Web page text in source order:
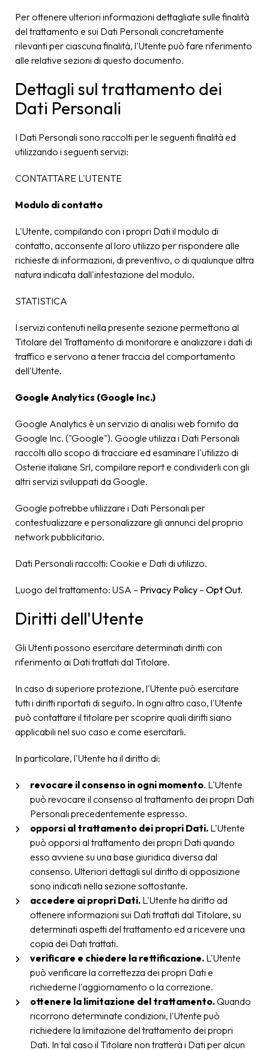
Per ottenere ulteriori informazioni dettagliate sulle finalità
del trattamento e sui Dati Personali concretamente
rilevanti per ciascuna finalità, l'Utente può fare riferimento
alle relative sezioni di questo documento.
Dettagli sul trattamento dei
Dati Personali
I Dati Personali sono raccolti per le seguenti finalità ed
utilizzando i seguenti servizi:
CONTATTARE L'UTENTE
Modulo di contatto
L'Utente, compilando con i propri Dati il modulo di
contatto, acconsente al loro utilizzo per rispondere alle
richieste di informazioni, di preventivo, o di qualunque altra
natura indicata dall'intestazione del modulo.
STATISTICA
I servizi contenuti nella presente sezione permettono al
Titolare del Trattamento di monitorare e analizzare i dati di
traffico e servono a tener traccia del comportamento
dell'Utente.
Google Analytics (Google Inc.)
Google Analytics è un servizio di analisi web fornito da
Google Inc. ("Google"). Google utilizza i Dati Personali
raccolti allo scopo di tracciare ed esaminare l'utilizzo di
Osterie italiane Srl, compilare report e condividerli con gli
altri servizi sviluppati da Google.
Google potrebbe utilizzare i Dati Personali per
contestualizzare e personalizzare gli annunci del proprio
network pubblicitario.
Dati Personali raccolti: Cookie e Dati di utilizzo.
Luogo del trattamento: USA – Privacy Policy – Opt Out.
Diritti dell'Utente
Gli Utenti possono esercitare determinati diritti con
riferimento ai Dati trattati dal Titolare.
In caso di superiore protezione, l'Utente può esercitare
tutti i diritti riportati di seguito. In ogni altro caso, l'Utente
può contattare il titolare per scoprire quali diritti siano
applicabili nel suo caso e come esercitarli.
In particolare, l'Utente ha il diritto di:
revocare il consenso in ogni momento. L'Utente
può revocare il consenso al trattamento dei propri Dati
Personali precedentemente espresso.
opporsi al trattamento dei propri Dati. L'Utente
può opporsi al trattamento dei propri Dati quando
esso avviene su una base giuridica diversa dal
consenso. Ulteriori dettagli sul diritto di opposizione
sono indicati nella sezione sottostante.
accedere ai propri Dati. L'Utente ha diritto ad
ottenere informazioni sui Dati trattati dal Titolare, su
determinati aspetti del trattamento ed a ricevere una
copia dei Dati trattati.
verificare e chiedere la rettificazione. L'Utente
può verificare la correttezza dei propri Dati e
richiederne l'aggiornamento o la correzione.
ottenere la limitazione del trattamento.Quando
ricorrono determinate condizioni, l'Utente può
richiedere la limitazione del trattamento dei propri
Dati. In tal caso il Titolare non tratterà i Dati per alcun